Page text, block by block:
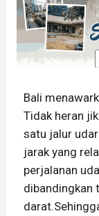
Bali
Tidak heran
satu jalur
jarak yang
perjalanan
dibandingkan